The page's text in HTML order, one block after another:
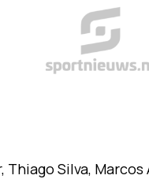
Thiago Silva,